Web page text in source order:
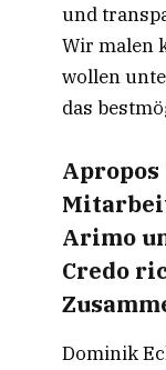
und
Wir malen
wollen
das
Arimo
Credo
Dominik